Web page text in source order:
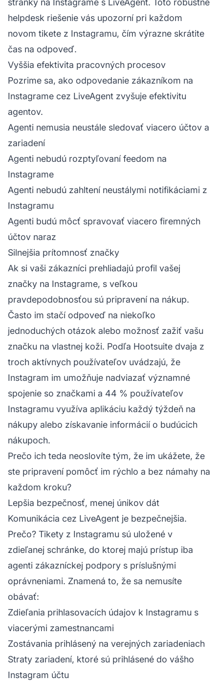
stránky na Instagrame s LiveAgent. Toto robustné
helpdesk riešenie vás upozorní pri každom
novom tikete z Instagramu, čím výrazne skrátite
čas na odpoveď.
Vyššia efektivita pracovných procesov
Pozrime sa, ako odpovedanie zákazníkom na
Instagrame cez LiveAgent zvyšuje efektivitu
agentov.
Agenti nemusia neustále sledovať viacero účtov a
zariadení
Agenti nebudú rozptyľovaní feedom na
Instagrame
Agenti nebudú zahltení neustálymi notifikáciami z
Instagramu
Agenti budú môcť spravovať viacero firemných
účtov naraz
Silnejšia prítomnosť značky
Ak si vaši zákazníci prehliadajú profil vašej
značky na Instagrame, s veľkou
pravdepodobnosťou sú pripravení na nákup.
Často im stačí odpoveď na niekoľko
jednoduchých otázok alebo možnosť zažiť vašu
značku na vlastnej koži. Podľa Hootsuite dvaja z
troch aktívnych používateľov uvádzajú, že
Instagram im umožňuje nadviazať významné
spojenie so značkami a 44 % používateľov
Instagramu využíva aplikáciu každý týždeň na
nákupy alebo získavanie informácií o budúcich
nákupoch.
Prečo ich teda neoslovíte tým, že im ukážete, že
ste pripravení pomôcť im rýchlo a bez námahy na
každom kroku?
Lepšia bezpečnosť, menej únikov dát
Komunikácia cez LiveAgent je bezpečnejšia.
Prečo? Tikety z Instagramu sú uložené v
zdieľanej schránke, do ktorej majú prístup iba
agenti zákazníckej podpory s príslušnými
oprávneniami. Znamená to, že sa nemusíte
obávať:
Zdieľania prihlasovacích údajov k Instagramu s
viacerými zamestnancami
Zostávania prihlásený na verejných zariadeniach
Straty zariadení, ktoré sú prihlásené do vášho
Instagram účtu